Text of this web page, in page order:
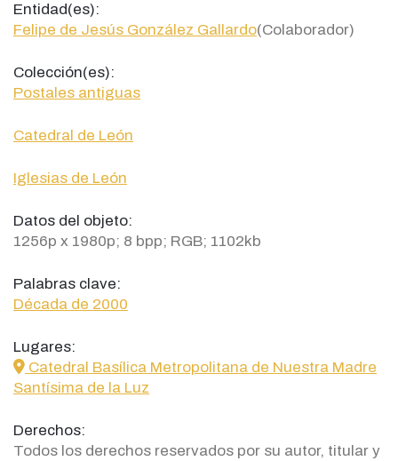
Entidad(es):
Felipe de Jesús González Gallardo(Colaborador)
Colección(es):
Postales antiguas
Catedral de León
Iglesias de León
Datos del objeto:
1256p x 1980p; 8 bpp; RGB; 1102kb
Palabras clave:
Década de 2000
Lugares:
icon
Catedral Basílica Metropolitana de Nuestra Madre
Santísima de la Luz
Derechos:
Todos los derechos reservados por su autor, titular y